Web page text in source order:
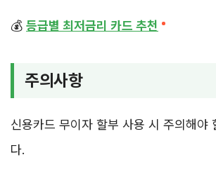
💰 등급별 최저금리 카드 추천
주의사항
신용카드 무이자 할부 사용 시 주의해야
다.